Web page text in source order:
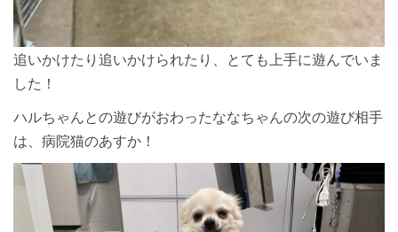
追いかけたり追いかけられたり、とても上手に遊んでいま
した！
ハルちゃんとの遊びがおわったななちゃんの次の遊び相手
は、病院猫のあすか！